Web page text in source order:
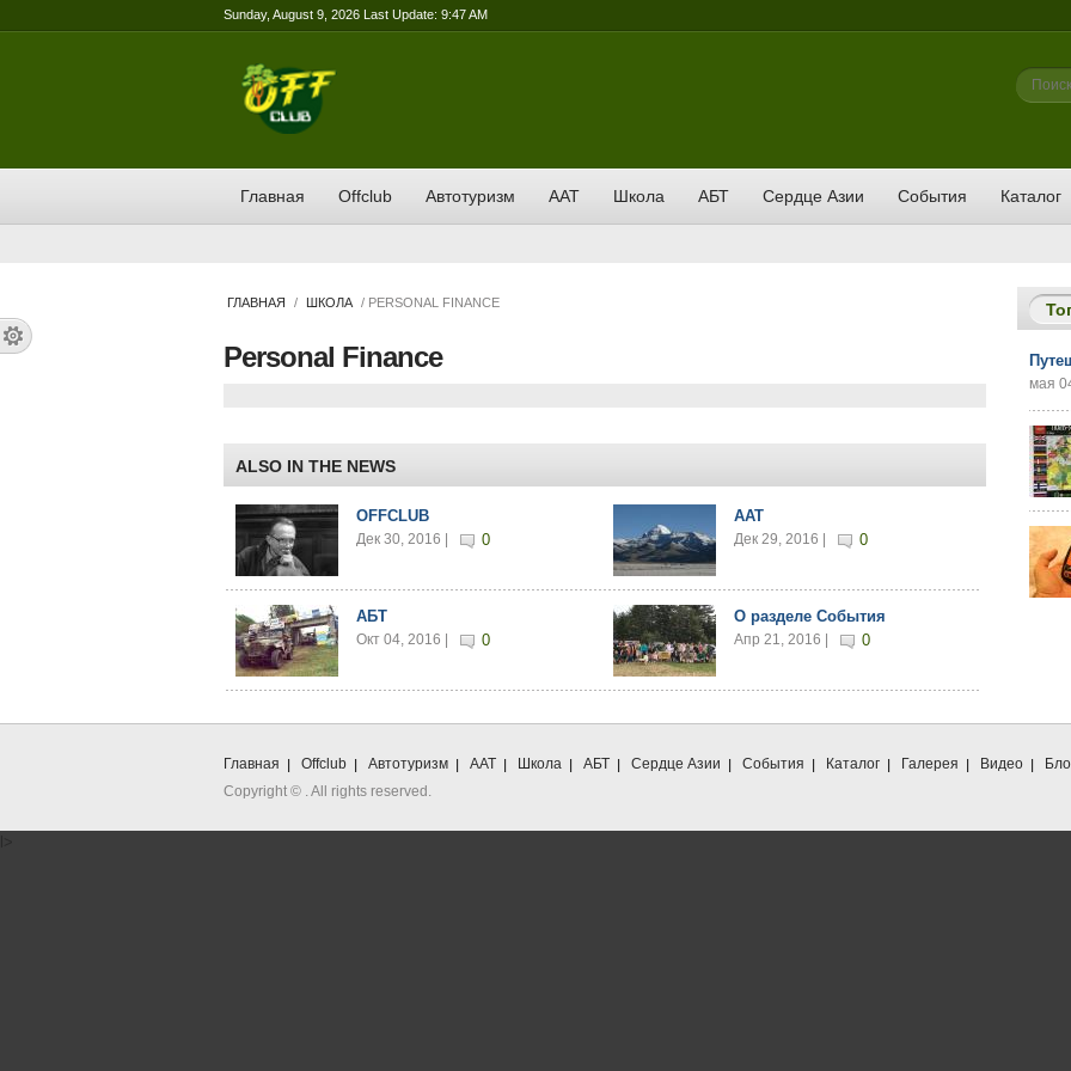
Sunday, August 9, 2026 Last Update: 9:47 AM
Поиск
Главная Offclub Автотуризм ААТ Школа АБТ Сердце Азии События Каталог
ГЛАВНАЯ / ШКОЛА / PERSONAL FINANCE
Personal Finance
ALSO IN THE NEWS
OFFCLUB
Дек 30, 2016 | 0
AAT
Дек 29, 2016 | 0
АБТ
Окт 04, 2016 | 0
О разделе События
Апр 21, 2016 | 0
мая
Главная Offclub Автотуризм ААТ Школа АБТ Сердце Азии События Каталог Галерея Видео
Copyright © . All rights reserved.